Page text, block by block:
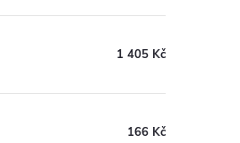
1 405 Kč
166 Kč